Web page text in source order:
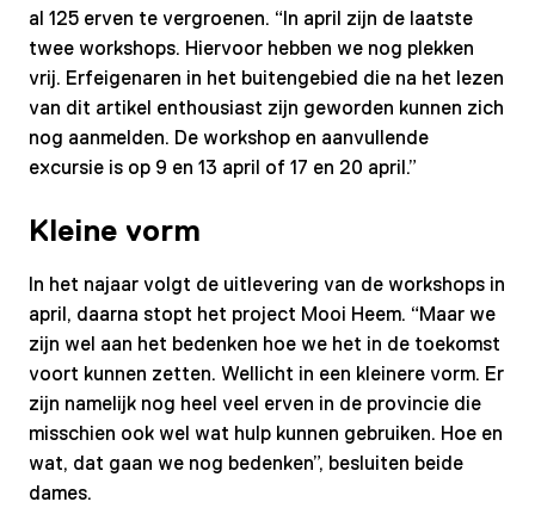
al 125 erven te vergroenen. “In april zijn de laatste
twee workshops. Hiervoor hebben we nog plekken
vrij. Erfeigenaren in het buitengebied die na het lezen
van dit artikel enthousiast zijn geworden kunnen zich
nog aanmelden. De workshop en aanvullende
excursie is op 9 en 13 april of 17 en 20 april.”
Kleine vorm
In het najaar volgt de uitlevering van de workshops in
april, daarna stopt het project Mooi Heem. “Maar we
zijn wel aan het bedenken hoe we het in de toekomst
voort kunnen zetten. Wellicht in een kleinere vorm. Er
zijn namelijk nog heel veel erven in de provincie die
misschien ook wel wat hulp kunnen gebruiken. Hoe en
wat, dat gaan we nog bedenken”, besluiten beide
dames.